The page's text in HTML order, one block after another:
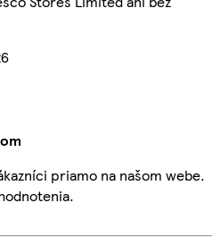
priamo na našom webe.